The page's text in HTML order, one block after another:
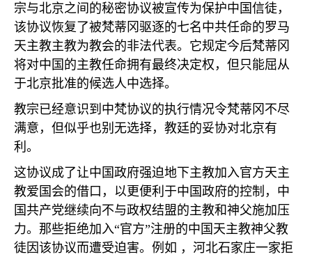
宗与北京之间的秘密协议被宣传为保护中国信徒，
该协议恢复了被梵蒂冈驱逐的七名中共任命的罗马
天主教主教为教会的非法代表。它规定今后梵蒂冈
将对中国的主教任命拥有最终决定权，但只能屈从
于北京批准的候选人中选择。
教宗已经意识到中梵协议的执行情况令梵蒂冈不尽
满意，但似乎也别无选择，教廷的妥协对北京有
利。
这协议成了让中国政府强迫地下主教加入官方天主
教爱国会的借口，以更便利于中国政府的控制，中
国共产党继续向不与政权结盟的主教和神父施加压
力。那些拒绝加入“官方”注册的中国天主教神父教
徒因该协议而遭受迫害。例如 ，河北石家庄一家拒